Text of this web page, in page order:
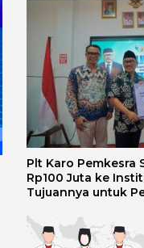
Plt Karo Pemkesra
Rp100 Juta ke
Tujuannya untuk